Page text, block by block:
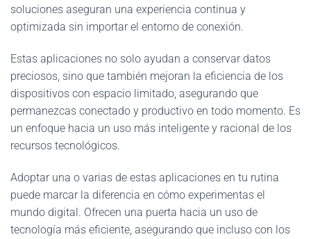
soluciones aseguran una experiencia continua y
optimizada sin importar el entorno de conexión.
Estas aplicaciones no solo ayudan a conservar datos
preciosos, sino que también mejoran la eficiencia de los
dispositivos con espacio limitado, asegurando que
permanezcas conectado y productivo en todo momento. Es
un enfoque hacia un uso más inteligente y racional de los
recursos tecnológicos.
Adoptar una o varias de estas aplicaciones en tu rutina
puede marcar la diferencia en cómo experimentas el
mundo digital. Ofrecen una puerta hacia un uso de
tecnología más eficiente, asegurando que incluso con los